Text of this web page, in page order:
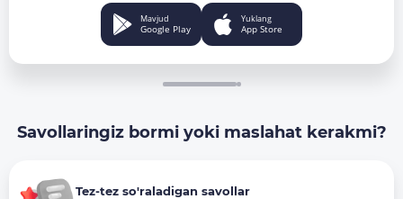
Mavjud
Google Play
Yuklang
App Store
Savollaringiz bormi yoki maslahat kerakmi?
Tez-tez so'raladigan savollar